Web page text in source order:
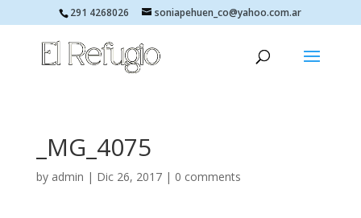
291 4268026 soniapehuen_co@yahoo.com.ar
_MG_4075
by admin | Dic 26, 2017| 0 comments